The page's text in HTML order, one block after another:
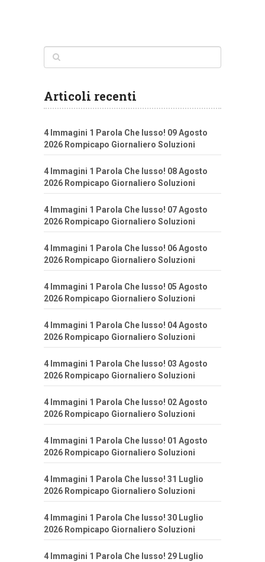
Articoli recenti
4 Immagini 1 Parola Che lusso! 09 Agosto
2026 Rompicapo Giornaliero Soluzioni
4 Immagini 1 Parola Che lusso! 08 Agosto
2026 Rompicapo Giornaliero Soluzioni
4 Immagini 1 Parola Che lusso! 07 Agosto
2026 Rompicapo Giornaliero Soluzioni
4 Immagini 1 Parola Che lusso! 06 Agosto
2026 Rompicapo Giornaliero Soluzioni
4 Immagini 1 Parola Che lusso! 05 Agosto
2026 Rompicapo Giornaliero Soluzioni
4 Immagini 1 Parola Che lusso! 04 Agosto
2026 Rompicapo Giornaliero Soluzioni
4 Immagini 1 Parola Che lusso! 03 Agosto
2026 Rompicapo Giornaliero Soluzioni
4 Immagini 1 Parola Che lusso! 02 Agosto
2026 Rompicapo Giornaliero Soluzioni
4 Immagini 1 Parola Che lusso! 01 Agosto
2026 Rompicapo Giornaliero Soluzioni
4 Immagini 1 Parola Che lusso! 31 Luglio
2026 Rompicapo Giornaliero Soluzioni
4 Immagini 1 Parola Che lusso! 30 Luglio
2026 Rompicapo Giornaliero Soluzioni
4 Immagini 1 Parola Che lusso! 29 Luglio